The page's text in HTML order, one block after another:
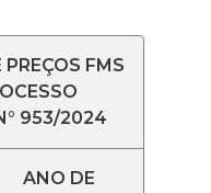
FMS
953/2024
ANO DE